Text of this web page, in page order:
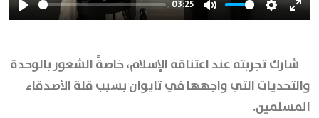
Play
03:25
Mute Settings
شارك تجربته عند اعتناقه الإسلام، خاصةً الشعور بالوحدة
والتحديات التي واجهها في تايوان بسبب قلة الأصدقاء
المسلمين.